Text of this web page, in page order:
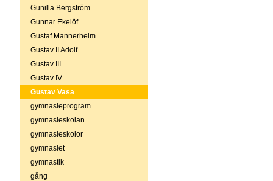
Gunilla Bergström
Gunnar Ekelöf
Gustaf Mannerheim
Gustav II Adolf
Gustav III
Gustav IV
Gustav Vasa
gymnasieprogram
gymnasieskolan
gymnasieskolor
gymnasiet
gymnastik
gång